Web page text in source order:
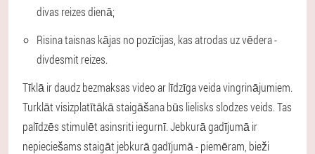
divas reizes dienā;
Risina taisnas kājas no pozīcijas, kas atrodas uz vēdera -
divdesmit reizes.
Tīklā ir daudz bezmaksas video ar līdzīga veida vingrinājumiem.
Turklāt visizplatītākā staigāšana būs lielisks slodzes veids. Tas
palīdzēs stimulēt asinsriti iegurnī. Jebkurā gadījumā ir
nepieciešams staigāt jebkurā gadījumā - piemēram, bieži